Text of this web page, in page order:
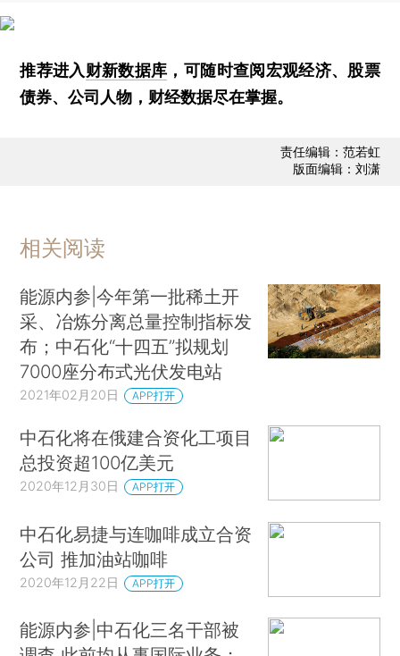
推荐进入财新数据库 ，可随时查阅宏观经济、股票
债券、公司人物，财经数据尽在掌握。
责任编辑：范若虹
版面编辑：刘潇
相关阅读
能源内参|今年第一批稀土开
采、冶炼分离总量控制指标发
布；中石化“十四五”拟规划
7000座分布式光伏发电站
2021年02月20日 APP打开
中石化将在俄建合资化工项目
总投资超100亿美元
2020年12月30日 APP打开
中石化易捷与连咖啡成立合资
公司 推加油站咖啡
2020年12月22日 APP打开
能源内参|中石化三名干部被